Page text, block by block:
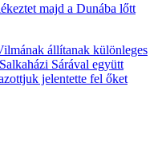
majd a Dunába lőtt
állítanak különleges
Sárával együtt
jelentette fel őket